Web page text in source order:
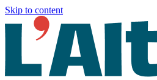
Skip to content